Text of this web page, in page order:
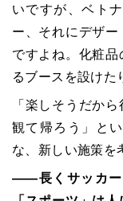
いですが、ベト
ー、それにデザ
ですよね。化粧
るブースを設けた
「楽しそうだか
観て帰ろう」と
な、新しい施策を
――長くサッカー